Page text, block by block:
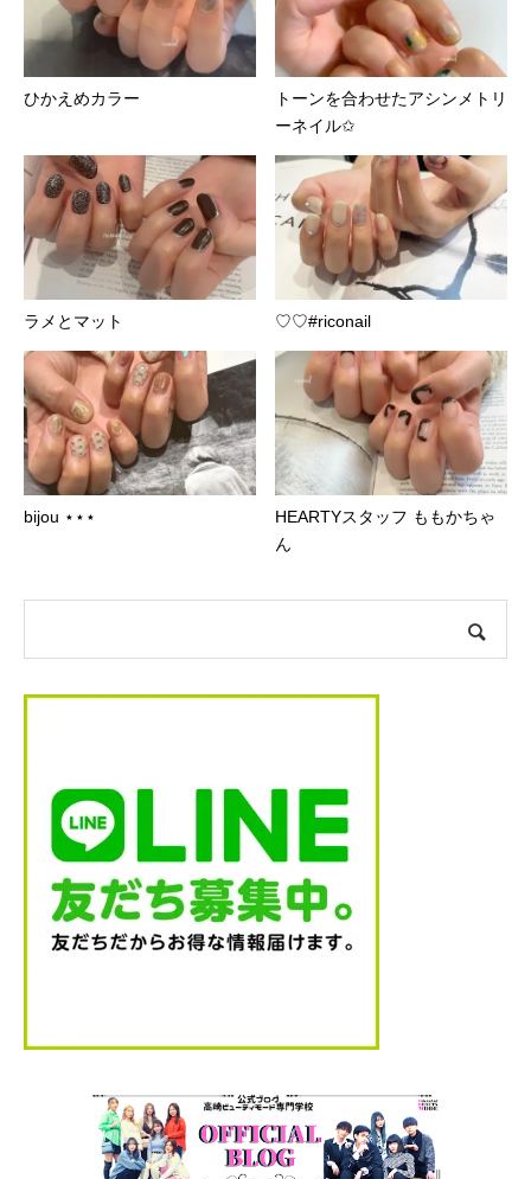
ひかえめカラー
トーンを合わせたアシンメトリ
ーネイル✩
ラメとマット︎ ♡♡#riconail
bijou ⋆⋆⋆
HEARTYスタッフ ももかちゃ
ん